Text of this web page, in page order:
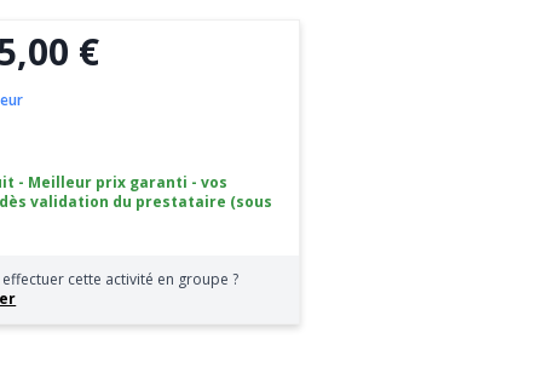
€
- Meilleur prix garanti - vos
validation du prestataire (sous
cette activité en groupe ?